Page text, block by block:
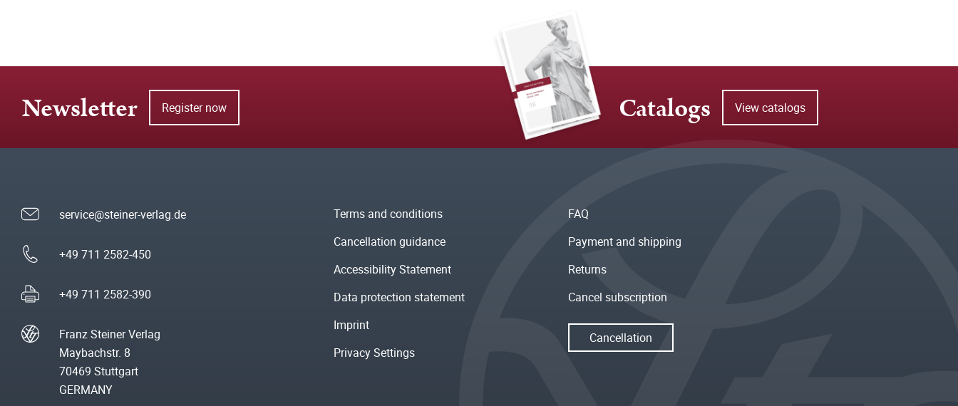
Newsletter Register now Catalogs View catalogs
service@steiner-verlag.de
+49 711 2582-450
+49 711 2582-390
Franz Steiner Verlag
Maybachstr. 8
70469 Stuttgart
GERMANY
Terms and conditions
Cancellation guidance
Accessibility Statement
Data protection statement
Imprint
Privacy Settings
FAQ
Payment and shipping
Returns
Cancel subscription
Cancellation